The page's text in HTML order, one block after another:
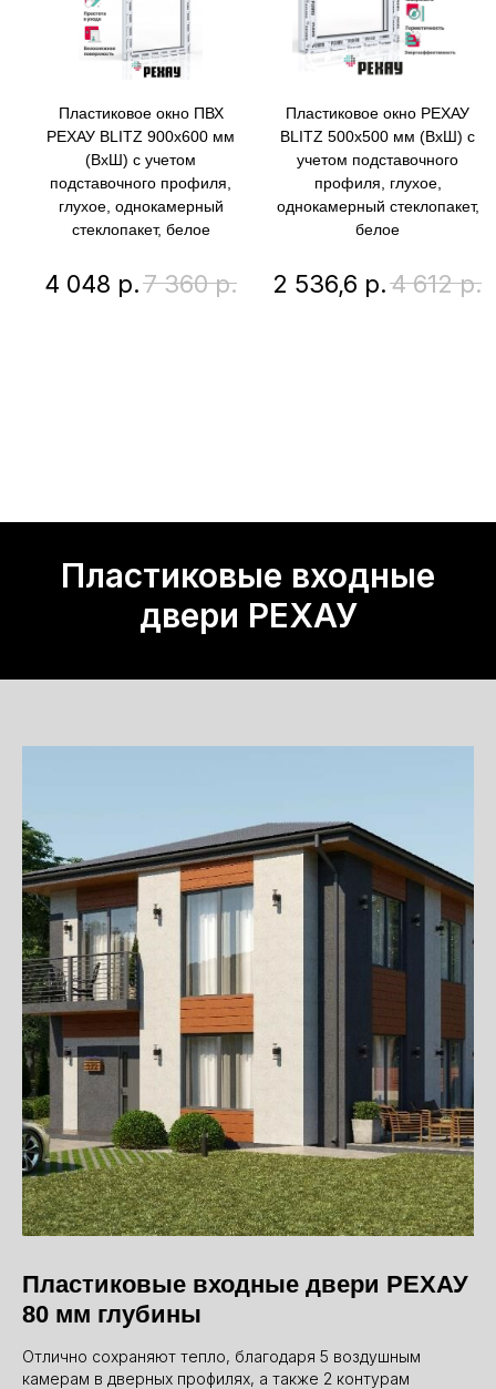
Пластиковое окно ПВХ
РЕХАУ BLITZ 900х600 мм
(ВхШ) с учетом
подставочного профиля,
глухое, однокамерный
стеклопакет, белое
4 048 р.7 360 р.
Пластиковое окно РЕХАУ
BLITZ 500х500 мм (ВхШ) с
учетом подставочного
профиля, глухое,
однокамерный стеклопакет,
белое
2 536,6 р.4 612 р.
Пластиковые входные
двери РЕХАУ
Пластиковые входные двери РЕХАУ
80 мм глубины
Отлично сохраняют тепло, благодаря 5 воздушным
камерам в дверных профилях, а также 2 контурам